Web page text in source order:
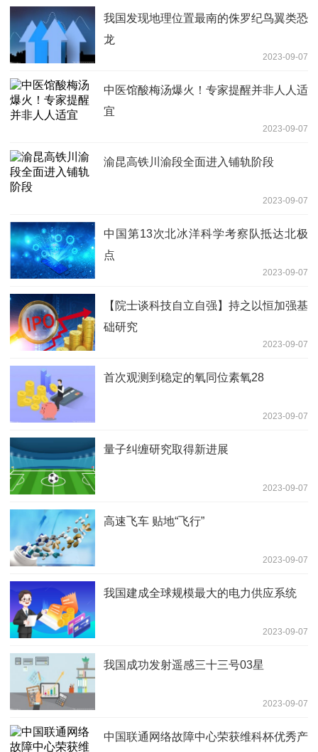
我国发现地理位置最南的侏罗纪鸟翼类恐
龙
2023-09-07
中医馆酸梅汤爆火！专家提醒并非人人适
宜
2023-09-07
渝昆高铁川渝段全面进入铺轨阶段
2023-09-07
中国第13次北冰洋科学考察队抵达北极
点
2023-09-07
【院士谈科技自立自强】持之以恒加强基
础研究
2023-09-07
首次观测到稳定的氧同位素氧28
2023-09-07
量子纠缠研究取得新进展
2023-09-07
高速飞车 贴地“飞行”
2023-09-07
我国建成全球规模最大的电力供应系统
2023-09-07
我国成功发射遥感三十三号03星
2023-09-07
中国联通网络故障中心荣获维科杯优秀产